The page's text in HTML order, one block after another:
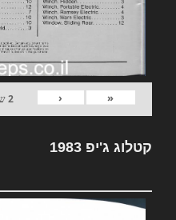
«
‹
2
קטלוג ג'יפ 1983